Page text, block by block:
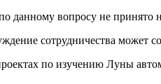
данному вопросу не принято
сотрудничества может
по изучению Луны